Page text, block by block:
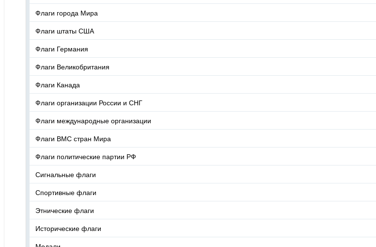
Флаги города Мира
Флаги штаты США
Флаги Германия
Флаги Великобритания
Флаги Канада
Флаги организации России и СНГ
Флаги международные организации
Флаги ВМС стран Мира
Флаги политические партии РФ
Сигнальные флаги
Спортивные флаги
Этнические флаги
Исторические флаги